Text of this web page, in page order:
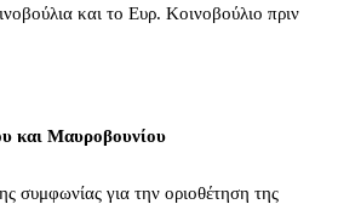
και το Ευρ. Κοινοβούλιο πριν
και Μαυροβουνίου
συμφωνίας για την οριοθέτηση της